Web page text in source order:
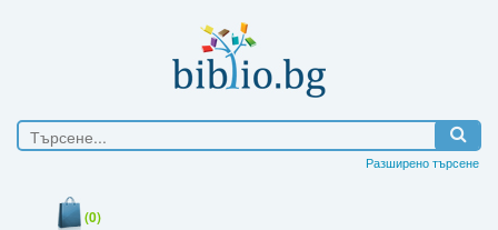
Разширено търсене
(0)